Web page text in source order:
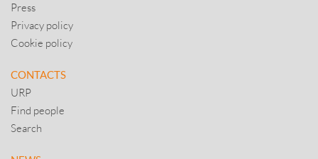
Press
Privacy policy
Cookie policy
CONTACTS
URP
Find people
Search